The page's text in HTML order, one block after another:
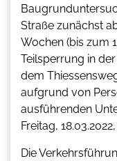
Straße zunächst
Wochen (bis zum
Teilsperrung in
dem
aufgrund von
ausführenden
Freitag,
Die